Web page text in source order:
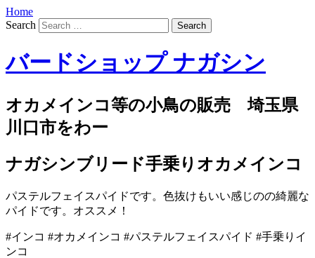
Home
Search
バードショップ ナガシン
オカメインコ等の小鳥の販売 埼玉県
川口市をわー
ナガシンブリード手乗りオカメインコ
パステルフェイスパイドです。色抜けもいい感じのの綺麗な
パイドです。オススメ！
#インコ #オカメインコ #パステルフェイスパイド #手乗りイ
ンコ